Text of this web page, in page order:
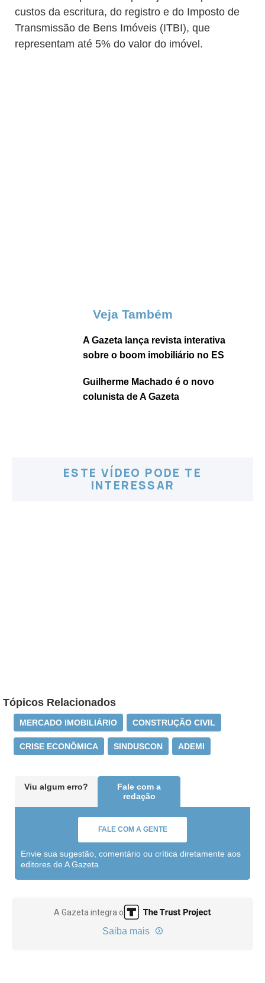
custos da escritura, do registro e do Imposto de
Transmissão de Bens Imóveis (ITBI), que
representam até 5% do valor do imóvel.
Veja Também
A Gazeta lança revista interativa
sobre o boom imobiliário no ES
Guilherme Machado é o novo
colunista de A Gazeta
ESTE VÍDEO PODE TE
INTERESSAR
Tópicos Relacionados
MERCADO IMOBILIÁRIO CONSTRUÇÃO CIVIL
CRISE ECONÔMICA SINDUSCON ADEMI
Viu algum erro?
Fale com a
redação
FALE COM A GENTE
Envie sua sugestão, comentário ou crítica diretamente aos
editores de A Gazeta
A Gazeta integra o
Saiba mais